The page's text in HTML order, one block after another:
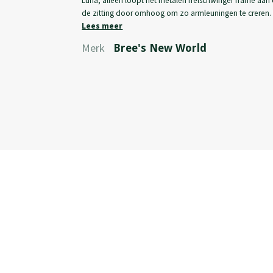
de zitting door omhoog om zo armleuningen te creren.
wordt dan ook vaak gecombineerd met de Luna,
zonder armleuningen gekozen moet worden. Dan maar
Lees meer
Merk Bree's New World